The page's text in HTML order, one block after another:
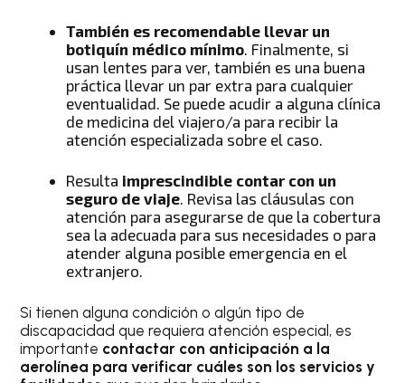
También es recomendable llevar un
botiquín médico mínimo . Finalmente, si
usan lentes para ver, también es una buena
práctica llevar un par extra para cualquier
eventualidad. Se puede acudir a alguna clínica
de medicina del viajero/a para recibir la
atención especializada sobre el caso.
Resulta imprescindible contar con un
seguro de viaje. Revisa las cláusulas con
atención para asegurarse de que la cobertura
sea la adecuada para sus necesidades o para
atender alguna posible emergencia en el
extranjero.
Si tienen alguna condición o algún tipo de
discapacidad que requiera atención especial, es
importante contactar con anticipación a la
aerolínea para verificar cuáles son los servicios y